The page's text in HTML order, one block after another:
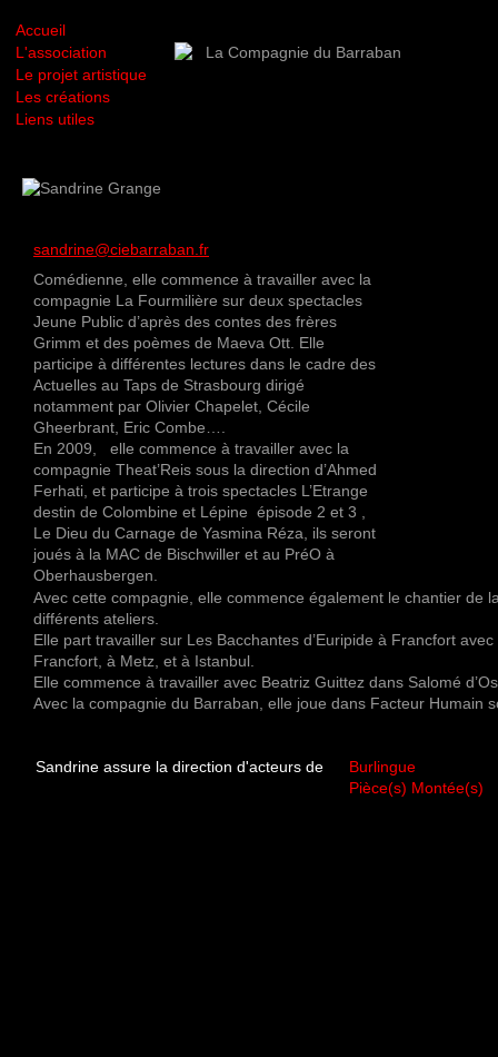
Accueil
L'association
Le projet artistique
Les créations
Liens utiles
sandrine@ciebarraban.fr
Comédienne, elle commence à travailler avec la
compagnie La Fourmilière sur deux spectacles
Jeune Public d’après des contes des frères
Grimm et des poèmes de Maeva Ott. Elle
participe à différentes lectures dans le cadre des
Actuelles au Taps de Strasbourg dirigé
notamment par Olivier Chapelet, Cécile
Gheerbrant, Eric Combe….
En 2009, elle commence à travailler avec la
compagnie Theat’Reis sous la direction d’Ahmed
Ferhati, et participe à trois spectacles L’Etrange
destin de Colombine et Lépine épisode 2 et 3 ,
Le Dieu du Carnage de Yasmina Réza, ils seront
joués à la MAC de Bischwiller et au PréO à
Oberhausbergen.
Avec cette compagnie, elle commence également le chantier de
différents ateliers.
Elle part travailler sur Les Bacchantes d’Euripide à Francfort
Francfort, à Metz, et à Istanbul.
Elle commence à travailler avec Beatriz Guittez dans Salomé
Avec la compagnie du Barraban, elle joue dans Facteur Humain
Sandrine assure la direction d'acteurs de
Burlingue
Pièce(s) Montée(s)